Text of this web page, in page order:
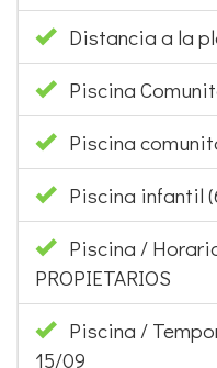
Distancia a la
Piscina
Piscina
Piscina infantil
Piscina /
PROPIETARIOS
Piscina /
15/09